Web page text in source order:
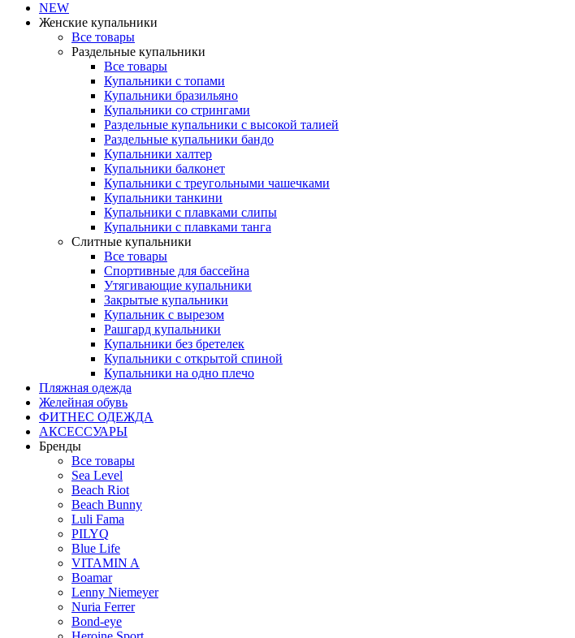
NEW
Женские купальники
Все товары
Раздельные купальники
Все товары
Купальники с топами
Купальники бразильяно
Купальники со стрингами
Раздельные купальники с высокой талией
Раздельные купальники бандо
Купальники халтер
Купальники балконет
Купальники с треугольными чашечками
Купальники танкини
Купальники с плавками слипы
Купальники с плавками танга
Слитные купальники
Все товары
Спортивные для бассейна
Утягивающие купальники
Закрытые купальники
Купальник с вырезом
Рашгард купальники
Купальники без бретелек
Купальники с открытой спиной
Купальники на одно плечо
Пляжная одежда
Желейная обувь
ФИТНЕС ОДЕЖДА
АКСЕССУАРЫ
Бренды
Все товары
Sea Level
Beach Riot
Beach Bunny
Luli Fama
PILYQ
Blue Life
VITAMIN A
Boamar
Lenny Niemeyer
Nuria Ferrer
Bond-eye